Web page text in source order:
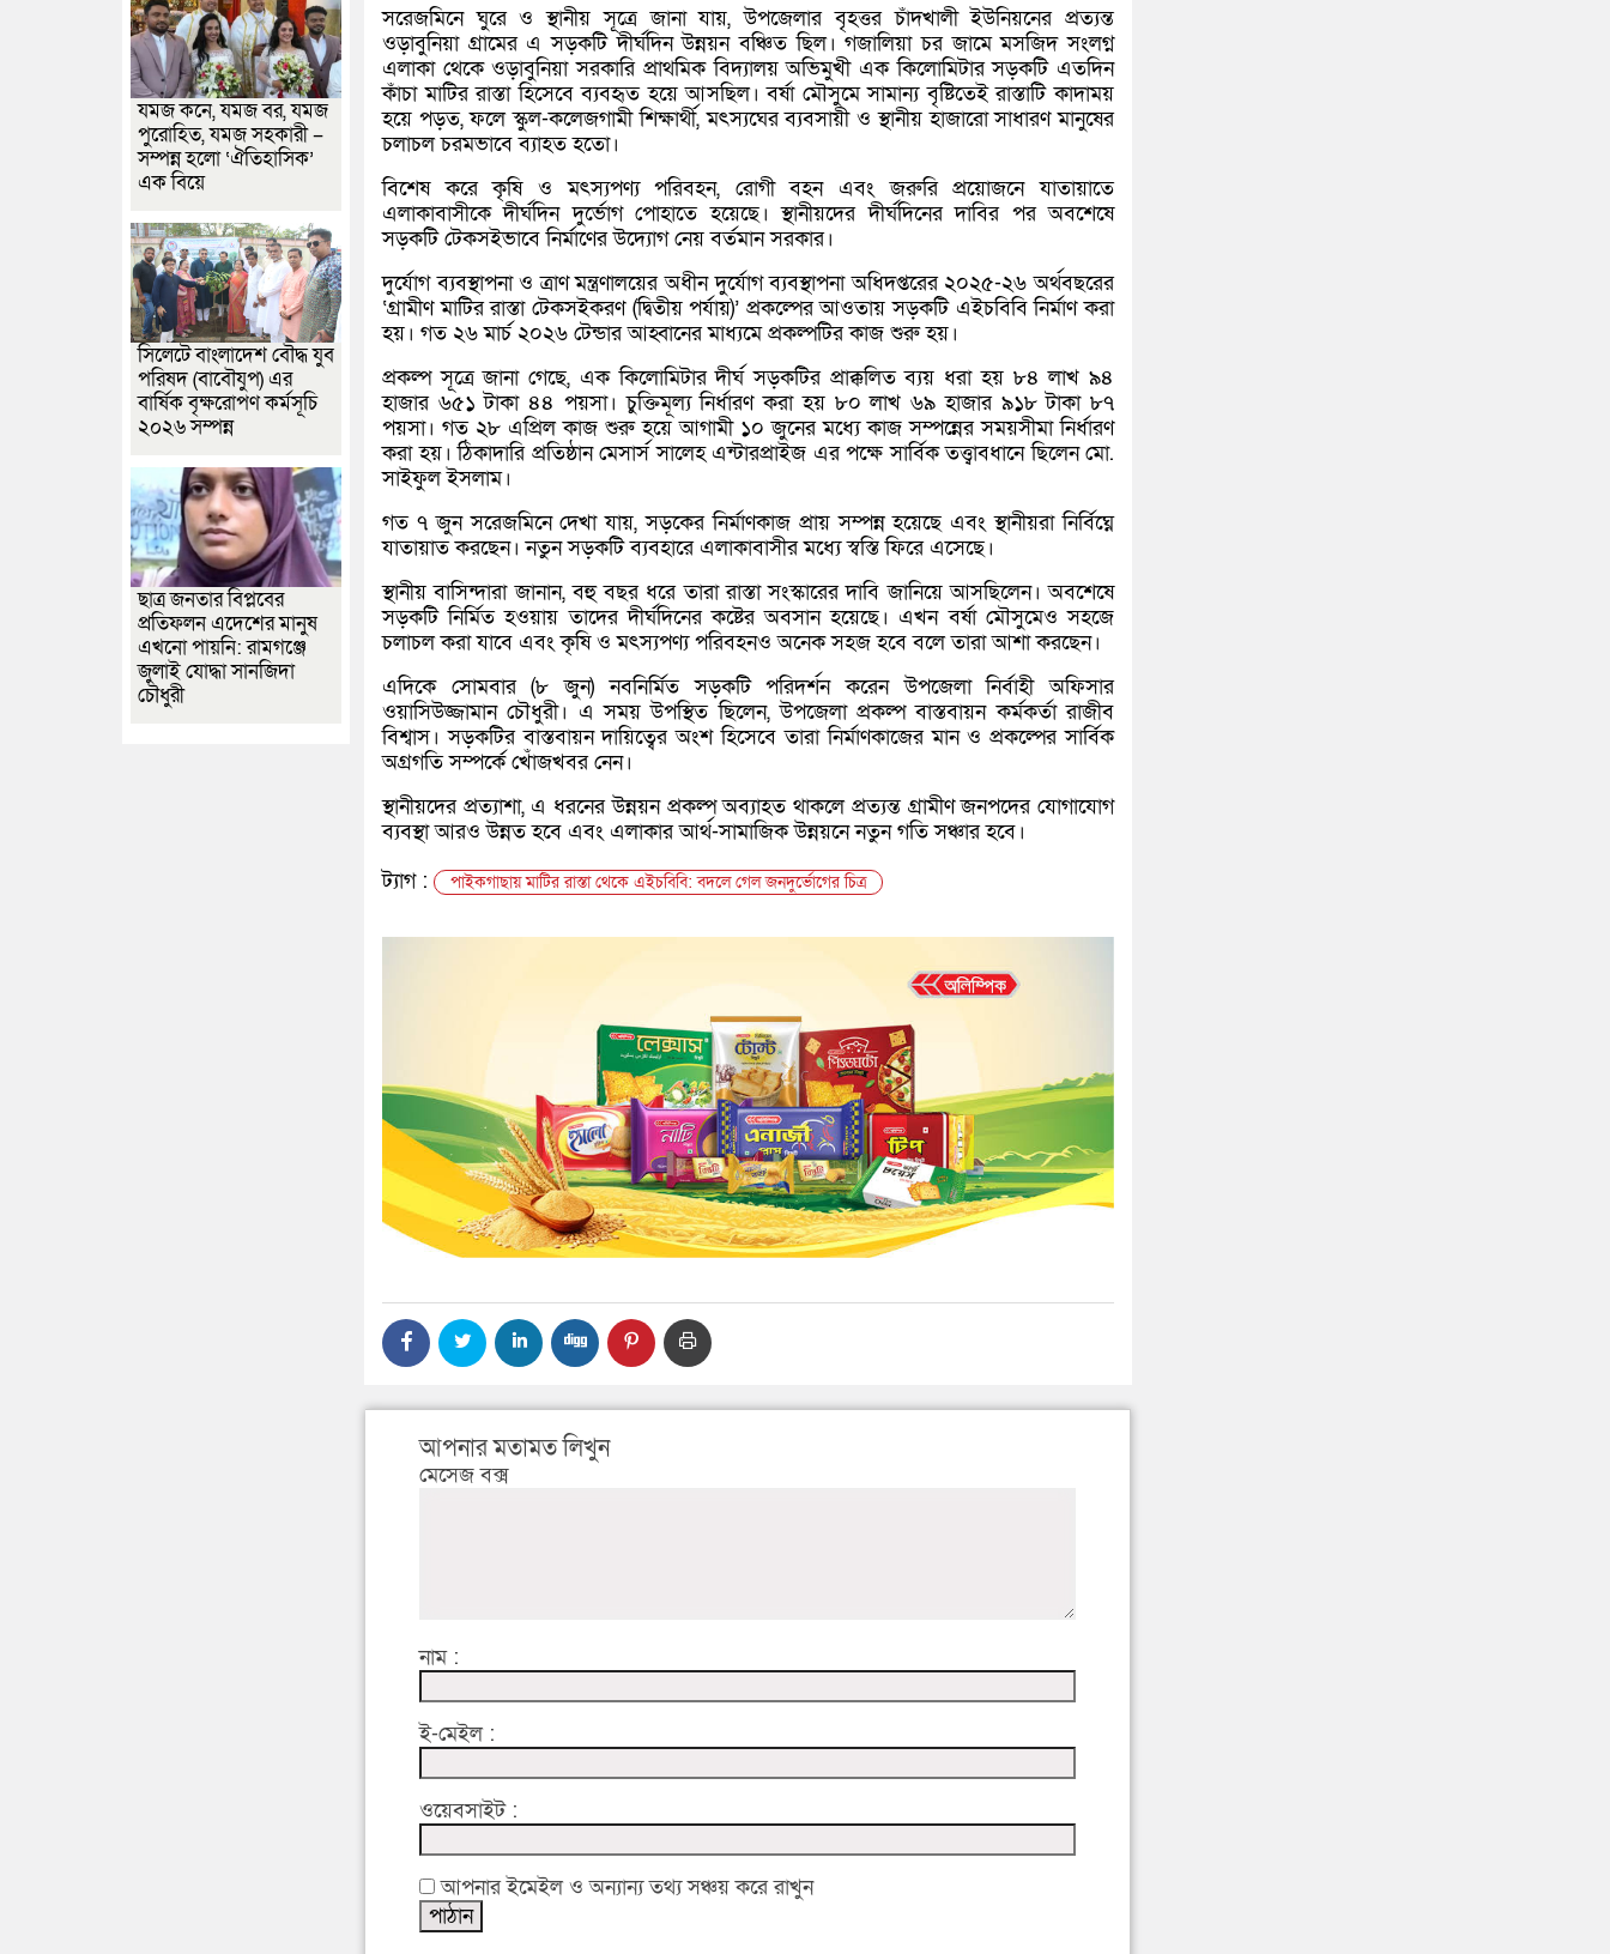
সরেজমিনে ঘুরে ও স্থানীয় সূত্রে জানা যায়, উপজেলার বৃহত্তর চাঁদখালী ইউনিয়নের প্রত্যন্ত
ওড়াবুনিয়া গ্রামের এ সড়কটি দীর্ঘদিন উন্নয়ন বঞ্চিত ছিল। গজালিয়া চর জামে মসজিদ সংলগ্ন
এলাকা থেকে ওড়াবুনিয়া সরকারি প্রাথমিক বিদ্যালয় অভিমুখী এক কিলোমিটার সড়কটি এতদিন
কাঁচা মাটির রাস্তা হিসেবে ব্যবহৃত হয়ে আসছিল। বর্ষা মৌসুমে সামান্য বৃষ্টিতেই রাস্তাটি কাদাময়
হয়ে পড়ত, ফলে স্কুল-কলেজগামী শিক্ষার্থী, মৎস্যঘের ব্যবসায়ী ও স্থানীয় হাজারো সাধারণ মানুষের
চলাচল চরমভাবে ব্যাহত হতো।
বিশেষ করে কৃষি ও মৎস্যপণ্য পরিবহন, রোগী বহন এবং জরুরি প্রয়োজনে যাতায়াতে
এলাকাবাসীকে দীর্ঘদিন দুর্ভোগ পোহাতে হয়েছে। স্থানীয়দের দীর্ঘদিনের দাবির পর অবশেষে
সড়কটি টেকসইভাবে নির্মাণের উদ্যোগ নেয় বর্তমান সরকার।
দুর্যোগ ব্যবস্থাপনা ও ত্রাণ মন্ত্রণালয়ের অধীন দুর্যোগ ব্যবস্থাপনা অধিদপ্তরের ২০২৫-২৬ অর্থবছরের
‘গ্রামীণ মাটির রাস্তা টেকসইকরণ (দ্বিতীয় পর্যায়)’ প্রকল্পের আওতায় সড়কটি এইচবিবি নির্মাণ করা
হয়। গত ২৬ মার্চ ২০২৬ টেন্ডার আহ্বানের মাধ্যমে প্রকল্পটির কাজ শুরু হয়।
প্রকল্প সূত্রে জানা গেছে, এক কিলোমিটার দীর্ঘ সড়কটির প্রাক্কলিত ব্যয় ধরা হয় ৮৪ লাখ ৯৪
হাজার ৬৫১ টাকা ৪৪ পয়সা। চুক্তিমূল্য নির্ধারণ করা হয় ৮০ লাখ ৬৯ হাজার ৯১৮ টাকা ৮৭
পয়সা। গত ২৮ এপ্রিল কাজ শুরু হয়ে আগামী ১০ জুনের মধ্যে কাজ সম্পন্নের সময়সীমা নির্ধারণ
করা হয়। ঠিকাদারি প্রতিষ্ঠান মেসার্স সালেহ এন্টারপ্রাইজ এর পক্ষে সার্বিক তত্ত্বাবধানে ছিলেন মো.
সাইফুল ইসলাম।
গত ৭ জুন সরেজমিনে দেখা যায়, সড়কের নির্মাণকাজ প্রায় সম্পন্ন হয়েছে এবং স্থানীয়রা নির্বিঘ্নে
যাতায়াত করছেন। নতুন সড়কটি ব্যবহারে এলাকাবাসীর মধ্যে স্বস্তি ফিরে এসেছে।
স্থানীয় বাসিন্দারা জানান, বহু বছর ধরে তারা রাস্তা সংস্কারের দাবি জানিয়ে আসছিলেন। অবশেষে
সড়কটি নির্মিত হওয়ায় তাদের দীর্ঘদিনের কষ্টের অবসান হয়েছে। এখন বর্ষা মৌসুমেও সহজে
চলাচল করা যাবে এবং কৃষি ও মৎস্যপণ্য পরিবহনও অনেক সহজ হবে বলে তারা আশা করছেন।
এদিকে সোমবার (৮ জুন) নবনির্মিত সড়কটি পরিদর্শন করেন উপজেলা নির্বাহী অফিসার
ওয়াসিউজ্জামান চৌধুরী। এ সময় উপস্থিত ছিলেন, উপজেলা প্রকল্প বাস্তবায়ন কর্মকর্তা রাজীব
বিশ্বাস। সড়কটির বাস্তবায়ন দায়িত্বের অংশ হিসেবে তারা নির্মাণকাজের মান ও প্রকল্পের সার্বিক
অগ্রগতি সম্পর্কে খোঁজখবর নেন।
স্থানীয়দের প্রত্যাশা, এ ধরনের উন্নয়ন প্রকল্প অব্যাহত থাকলে প্রত্যন্ত গ্রামীণ জনপদের যোগাযোগ
ব্যবস্থা আরও উন্নত হবে এবং এলাকার আর্থ-সামাজিক উন্নয়নে নতুন গতি সঞ্চার হবে।
ট্যাগ :
পাইকগাছায় মাটির রাস্তা থেকে এইচবিবি: বদলে গেল জনদুর্ভোগের চিত্র
আপনার মতামত লিখুন
মেসেজ বক্স
নাম :
ই-মেইল :
ওয়েবসাইট :
আপনার ইমেইল ও অন্যান্য তথ্য সঞ্চয় করে রাখুন
যমজ কনে, যমজ বর, যমজ
পুরোহিত, যমজ সহকারী –
সম্পন্ন হলো ‘ঐতিহাসিক’
এক বিয়ে
সিলেটে বাংলাদেশ বৌদ্ধ যুব
পরিষদ (বাবৌযুপ) এর
বার্ষিক বৃক্ষরোপণ কর্মসূচি
২০২৬ সম্পন্ন
ছাত্র জনতার বিপ্লবের
প্রতিফলন এদেশের মানুষ
এখনো পায়নি: রামগঞ্জে
জুলাই যোদ্ধা সানজিদা
চৌধুরী